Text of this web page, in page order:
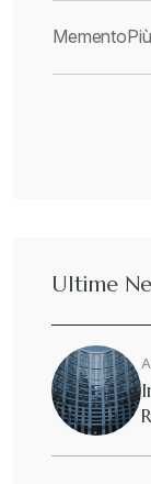
Ultime